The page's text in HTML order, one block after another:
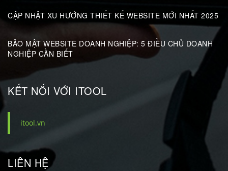
CẬP NHẬT XU HƯỚNG THIẾT KẾ WEBSITE MỚI NHẤT 2025
BẢO MẬT WEBSITE DOANH NGHIỆP: 5 ĐIỀU CHỦ DOANH
NGHIỆP CẦN BIẾT
KẾT NỐI VỚI ITOOL
itool.vn
LIÊN HỆ